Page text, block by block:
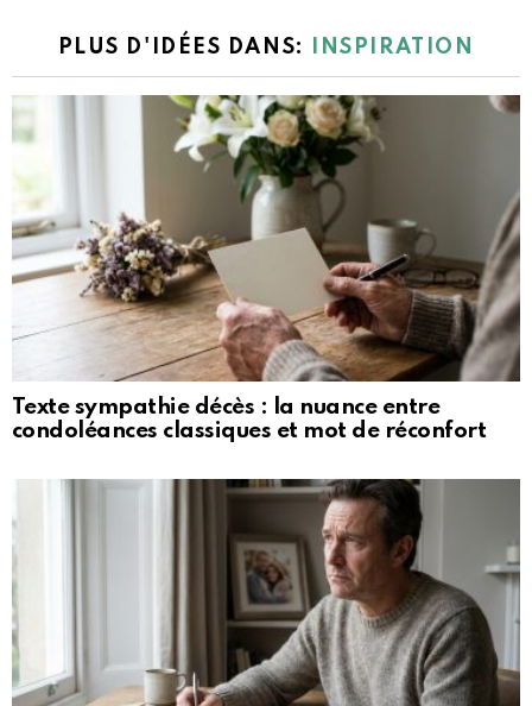
PLUS D'IDÉES DANS: INSPIRATION
Texte sympathie décès : la nuance entre
condoléances classiques et mot de réconfort